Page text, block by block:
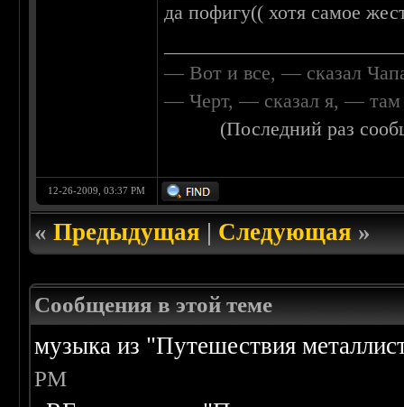
да пофигу(( хотя самое
— Вот и все, — сказал
— Черт, — сказал я, — там
(Последний раз
12-26-2009, 03:37 PM
«Предыдущая|Следующая»
Сообщения в этой теме
музыка из "Путешествия
PM